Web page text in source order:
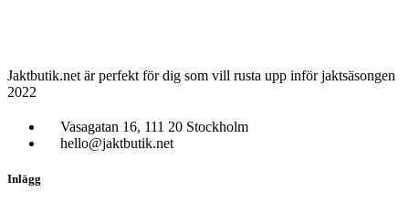
Jaktbutik.net är perfekt för dig som vill rusta upp inför jaktsäsongen
2022
Vasagatan 16, 111 20 Stockholm
hello@jaktbutik.net
Inlägg